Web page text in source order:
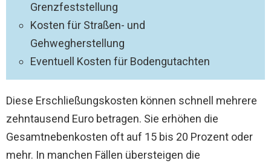
Grenzfeststellung
Kosten für Straßen- und
Gehwegherstellung
Eventuell Kosten für Bodengutachten
Diese Erschließungskosten können schnell mehrere
zehntausend Euro betragen. Sie erhöhen die
Gesamtnebenkosten oft auf 15 bis 20 Prozent oder
mehr. In manchen Fällen übersteigen die